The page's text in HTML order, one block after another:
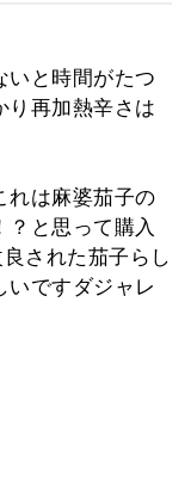
いと時間がたつ
り再加熱辛さは
れは麻婆茄子の
と思って購入
された茄子らし
いですダジャレ